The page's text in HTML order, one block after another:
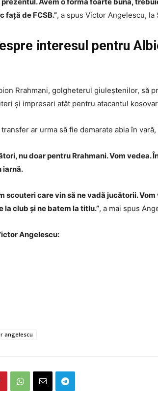
Avem o formă foarte bună,
față de FCSB.”, a spus Victor Angelescu, la
interesul pentru
Rrahmani, golgheterul giuleștenilor, să
și impresari atât pentru atacantul
ar urma să fie demarate abia în
nu doar pentru Rrahmani. Vom
iarnă.
scouteri care vin să ne vadă jucătorii.
club și ne batem la titlu.”, a mai spus
Angelescu:
angelescu